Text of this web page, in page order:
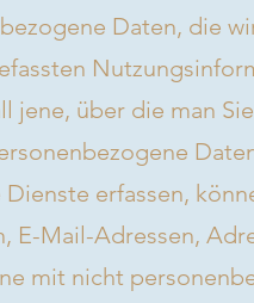
Daten, die
jene, über die man
erfassen,
Mail-Adressen,
mit nicht